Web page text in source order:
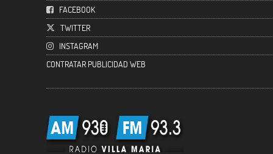
FACEBOOK
TWITTER
INSTAGRAM
CONTRATAR PUBLICIDAD WEB